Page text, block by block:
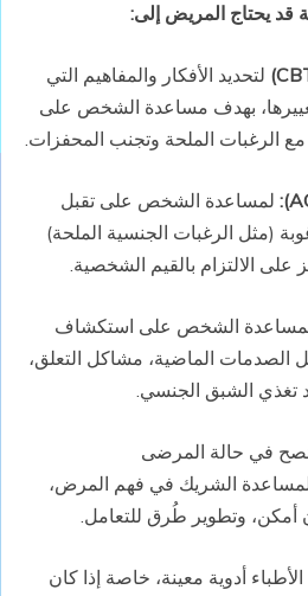
قد يحتاج المريض إلى:
لتحديد الأفكار والمفاهيم التي
بهدف مساعدة الشخص على
الرغبات الملحة وتجنب المحفزات.
لمساعدة الشخص على تقبل
(مثل الرغبات الجنسية الملحة)
على الالتزام بالقيم الشخصية.
الشخص على استكشاف
الصدمات الماضية، مشاكل التعلق،
تغذي الشبق الجنسي.
في حالة المرضى
لمساعدة الشريك في فهم المرض،
أمكن، وتطوير طُرق للتعامل.
أدوية معينة، خاصة إذا كان